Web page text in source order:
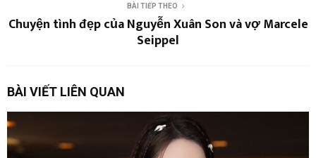
BÀI TIẾP THEO
Chuyện tình đẹp của Nguyễn Xuân Son và vợ Marcele
Seippel
BÀI VIẾT LIÊN QUAN